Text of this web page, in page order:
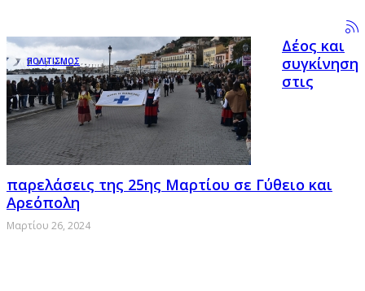
ΠΟΛΙΤΙΣΜΟΣ
Δέος και
συγκίνηση
στις
παρελάσεις της 25ης Μαρτίου σε Γύθειο και
Αρεόπολη
Μαρτίου 26, 2024